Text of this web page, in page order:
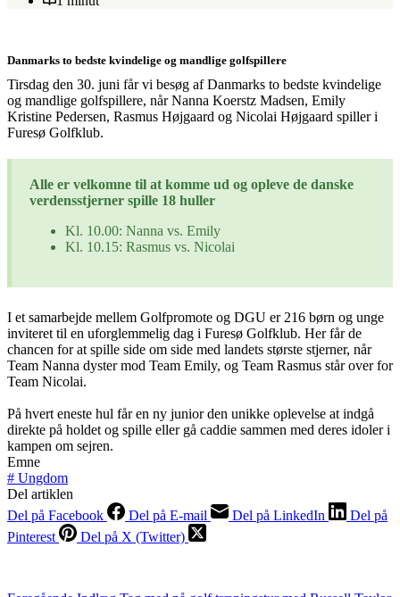
Danmarks to bedste kvindelige og mandlige golfspillere
Tirsdag den 30. juni får vi besøg af Danmarks to bedste kvindelige
og mandlige golfspillere, når Nanna Koerstz Madsen, Emily
Kristine Pedersen, Rasmus Højgaard og Nicolai Højgaard spiller i
Furesø Golfklub.
Alle er velkomne til at komme ud og opleve de danske
verdensstjerner spille 18 huller
Kl. 10.00: Nanna vs. Emily
Kl. 10.15: Rasmus vs. Nicolai
I et samarbejde mellem Golfpromote og DGU er 216 børn og unge
inviteret til en uforglemmelig dag i Furesø Golfklub. Her får de
chancen for at spille side om side med landets største stjerner, når
Team Nanna dyster mod Team Emily, og Team Rasmus står over for
Team Nicolai.
På hvert eneste hul får en ny junior den unikke oplevelse at indgå
direkte på holdet og spille eller gå caddie sammen med deres idoler i
kampen om sejren.
Emne
# Ungdom
Del artiklen
Del på Facebook
Del på E-mail Del på LinkedIn
Del på
Pinterest
Del på X (Twitter)